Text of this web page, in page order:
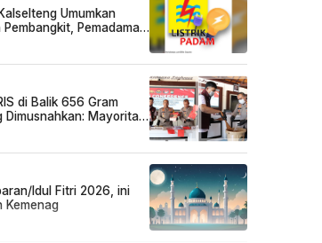
Umumkan
Pemadaman
di Balik 656 Gram
Dimusnahkan: Mayoritas
Idul Fitri 2026, ini
Kemenag